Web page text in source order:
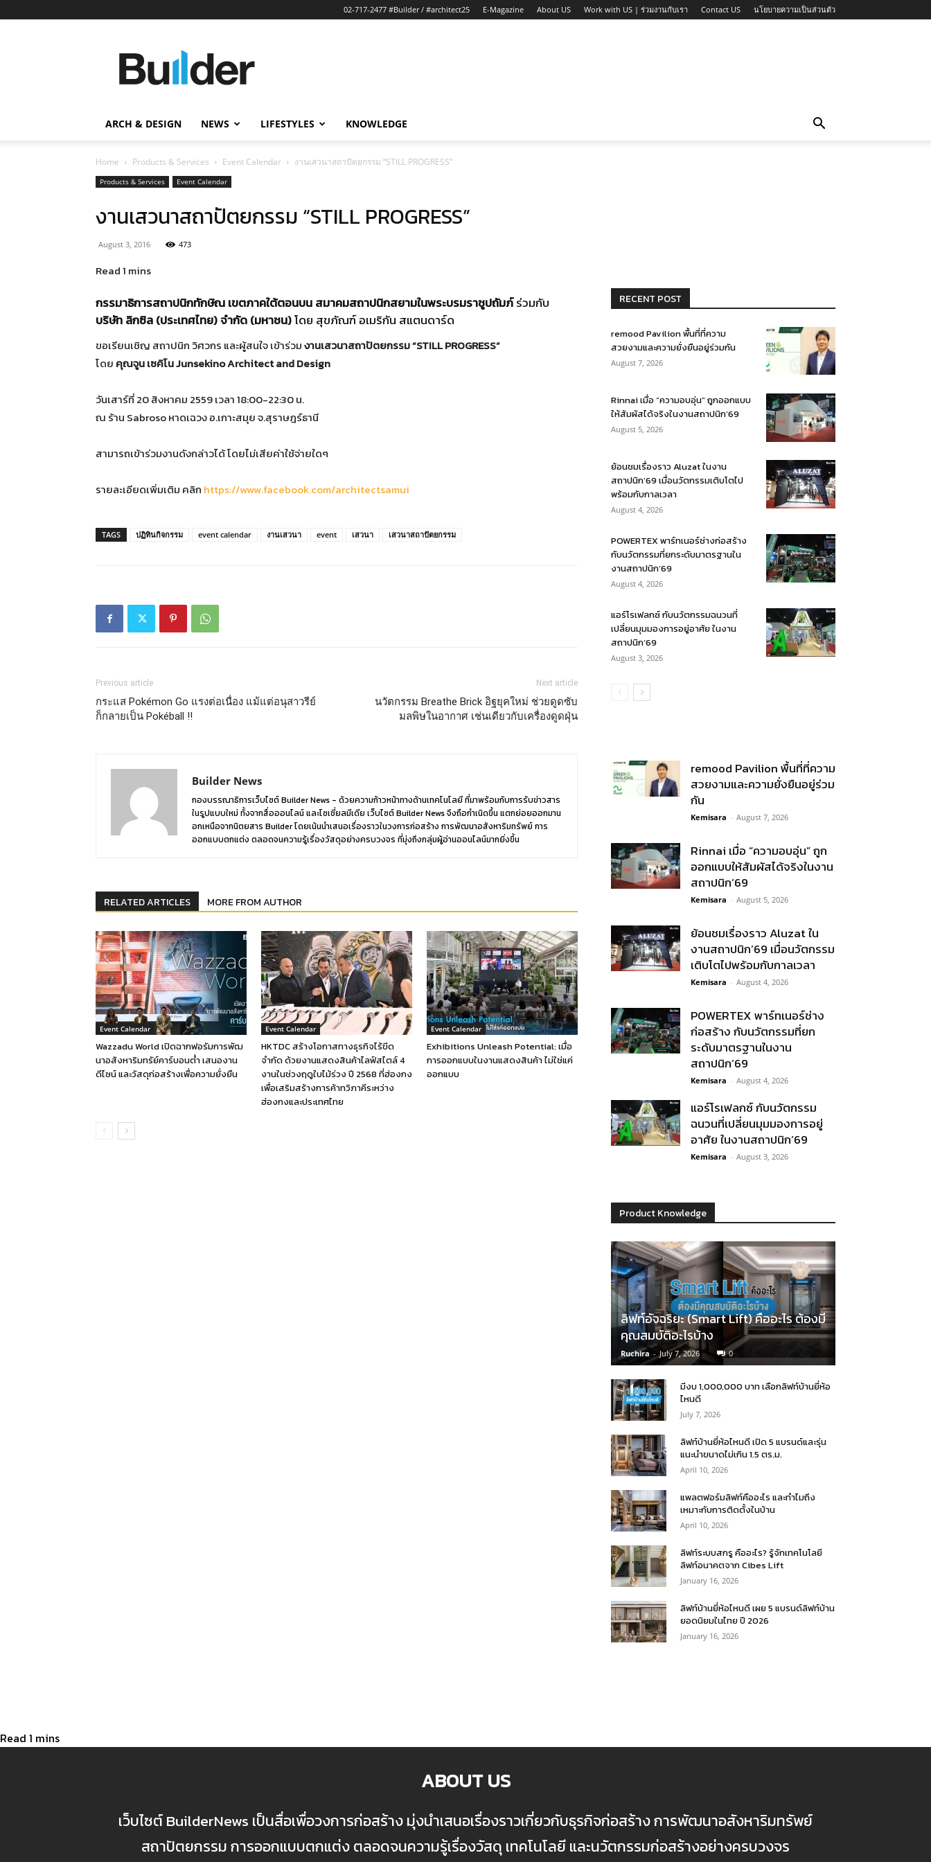
02-717-2477 #Builder / #architect25 E-Magazine About US Work with US | ร่วมงานกับเรา Contact US นโยบายความเป็นส่วนตัว
ข่าว
ก่อสร้าง
ARCH & DESIGN NEWS LIFESTYLES KNOWLEDGE
Home Products & Services Event Calendar งานเสวนาสถาปัตยกรรม “STILL PROGRESS”
Products & Services Event Calendar
งานเสวนาสถาปัตยกรรม “STILL PROGRESS”
August 3, 2016 473
กรรมาธิการสถาปนิกทักษิณ เขตภาคใต้ตอนบน สมาคมสถาปนิกสยามในพระบรมราชูปถัมภ์ร่วมกับ
บริษัท ลิกซิล (ประเทศไทย) จำกัด (มหาชน)โดย สุขภัณฑ์ อเมริกัน สแตนดาร์ด
ขอเรียนเชิญ สถาปนิก วิศวกร และผู้สนใจ เข้าร่วมงานเสวนาสถาปัตยกรรม “STILL PROGRESS”
โดย คุณจูน เซคิโน Junsekino Architect and Design
วันเสาร์ที่ 20 สิงหาคม 2559 เวลา 18:00-22:30 น.
ณ ร้าน Sabroso หาดเฉวง อ.เกาะสมุย จ.สุราษฎร์ธานี
สามารถเข้าร่วมงานดังกล่าวได้ โดยไม่เสียค่าใช้จ่ายใดๆ
รายละเอียดเพิ่มเติม คลิก https://www.facebook.com/architectsamui
TAGS ปฏิทินกิจกรรม event calendar งานเสวนา event เสวนา เสวนาสถาปัตยกรรม
Previous article
กระแส Pokémon Go แรงต่อเนื่อง แม้แต่อนุสาวรีย์
ก็กลายเป็น Pokéball !!
Next article
นวัตกรรม Breathe Brick อิฐยุคใหม่ ช่วยดูดซับ
มลพิษในอากาศ เช่นเดียวกับเครื่องดูดฝุ่น
Builder News
กองบรรณาธิการเว็บไซต์ Builder News - ด้วยความก้าวหน้าทางด้านเทคโนโลยี ที่มาพร้อมกับการรับข่าวสาร
ในรูปแบบใหม่ ทั้งจากสื่อออนไลน์ และโซเชี่ยลมีเดีย เว็บไซต์ Builder News จึงถือกำเนิดขึ้น แตกย่อยออกมาน
อกเหนือจากนิตยสาร Builder โดยเน้นนำเสนอเรื่องราวในวงการก่อสร้าง การพัฒนาอสังหาริมทรัพย์ การ
ออกแบบตกแต่ง ตลอดจนความรู้เรื่องวัสดุอย่างครบวงจร ที่มุ่งถึงกลุ่มผู้อ่านออนไลน์มากยิ่งขึ้น
RELATED ARTICLES MORE FROM AUTHOR
Event Calendar
Wazzadu World เปิดฉากฟอรัมการพัฒ
นาอสังหาริมทรัย์คาร์บอนต่ำ เสนองาน
ดีไซน์ และวัสดุก่อสร้างเพื่อความยั่งยืน
Event Calendar
HKTDC สร้างโอกาสทางธุรกิจไร้ขีด
จำกัด ด้วยงานแสดงสินค้าไลฟ์สไตล์ 4
งานในช่วงฤดูใบไม้ร่วง ปี 2568 ที่ฮ่องกง
เพื่อเสริมสร้างการค้าทวิภาคีระหว่าง
ฮ่องกงและประเทศไทย
Event Calendar
Exhibitions Unleash Potential: เมื่อ
การออกแบบในงานแสดงสินค้า ไม่ใช่แค่
ออกแบบ
RECENT POST
remood Pavilion พื้นที่ที่ความ
สวยงามและความยั่งยืนอยู่ร่วมกัน
August 7, 2026
Rinnai เมื่อ “ความอบอุ่น” ถูกออกแบบ
ให้สัมผัสได้จริงในงานสถาปนิก’69
August 5, 2026
ย้อนชมเรื่องราว Aluzat ในงาน
สถาปนิก’69 เมื่อนวัตกรรมเติบโตไป
พร้อมกับกาลเวลา
August 4, 2026
POWERTEX พาร์ทเนอร์ช่างก่อสร้าง
กับนวัตกรรมที่ยกระดับมาตรฐานใน
งานสถาปนิก’69
August 4, 2026
แอร์โรเฟลกซ์ กับนวัตกรรมฉนวนที่
เปลี่ยนมุมมองการอยู่อาศัย ในงาน
สถาปนิก’69
August 3, 2026
remood Pavilion พื้นที่ที่ความ
สวยงามและความยั่งยืนอยู่ร่วม
กัน
Kemisara - August 7, 2026
Rinnai เมื่อ “ความอบอุ่น” ถูก
ออกแบบให้สัมผัสได้จริงในงาน
สถาปนิก’69
Kemisara - August 5, 2026
ย้อนชมเรื่องราว Aluzat ใน
งานสถาปนิก’69 เมื่อนวัตกรรม
เติบโตไปพร้อมกับกาลเวลา
Kemisara - August 4, 2026
POWERTEX พาร์ทเนอร์ช่าง
ก่อสร้าง กับนวัตกรรมที่ยก
ระดับมาตรฐานในงาน
สถาปนิก’69
Kemisara - August 4, 2026
แอร์โรเฟลกซ์ กับนวัตกรรม
ฉนวนที่เปลี่ยนมุมมองการอยู่
อาศัย ในงานสถาปนิก’69
Kemisara - August 3, 2026
Product Knowledge
ลิฟท์อัจฉริยะ (Smart Lift) คืออะไร ต้องมี
คุณสมบัติอะไรบ้าง
Ruchira - July 7, 2026 0
มีงบ 1,000,000 บาท เลือกลิฟท์บ้านยี่ห้อ
ไหนดี
July 7, 2026
ลิฟท์บ้านยี่ห้อไหนดี เปิด 5 แบรนด์และรุ่น
แนะนำขนาดไม่เกิน 1.5 ตร.ม.
April 10, 2026
แพลตฟอร์มลิฟท์คืออะไร และทำไมถึง
เหมาะกับการติดตั้งในบ้าน
April 10, 2026
ลิฟท์ระบบสกรู คืออะไร? รู้จักเทคโนโลยี
ลิฟท์อนาคตจาก Cibes Lift
January 16, 2026
ลิฟท์บ้านยี่ห้อไหนดี เผย 5 แบรนด์ลิฟท์บ้าน
ยอดนิยมในไทย ปี 2026
January 16, 2026
ABOUT US
เว็บไซต์ BuilderNews เป็นสื่อเพื่อวงการก่อสร้าง มุ่งนำเสนอเรื่องราวเกี่ยวกับธุรกิจก่อสร้าง การพัฒนาอสังหาริมทรัพย์
สถาปัตยกรรม การออกแบบตกแต่ง ตลอดจนความรู้เรื่องวัสดุ เทคโนโลยี และนวัตกรรมก่อสร้างอย่างครบวงจร